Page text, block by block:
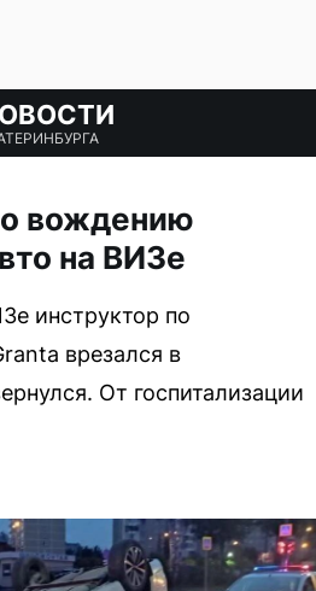
вождению
на ВИЗе
инструктор по
врезался в
От госпитализации